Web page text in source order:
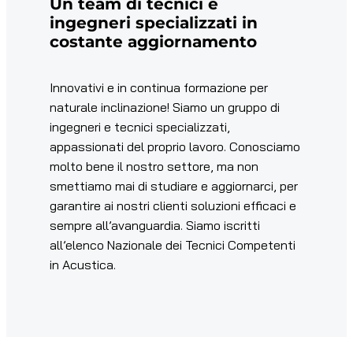
Un team di tecnici e
ingegneri specializzati in
costante aggiornamento
Innovativi e in continua formazione per
naturale inclinazione! Siamo un gruppo di
ingegneri e tecnici specializzati,
appassionati del proprio lavoro. Conosciamo
molto bene il nostro settore, ma non
smettiamo mai di studiare e aggiornarci, per
garantire ai nostri clienti soluzioni efficaci e
sempre all’avanguardia. Siamo iscritti
all’elenco Nazionale dei Tecnici Competenti
in Acustica.